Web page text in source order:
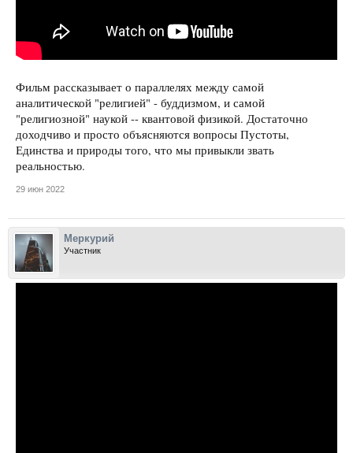
Фильм рассказывает о параллелях между самой
аналитической "религией" - буддизмом, и самой
"религиозной" наукой -- квантовой физикой. Достаточно
доходчиво и просто объясняются вопросы Пустоты,
Единства и природы того, что мы привыкли звать
реальностью.
29 июн 2022
Меркурий
Участник